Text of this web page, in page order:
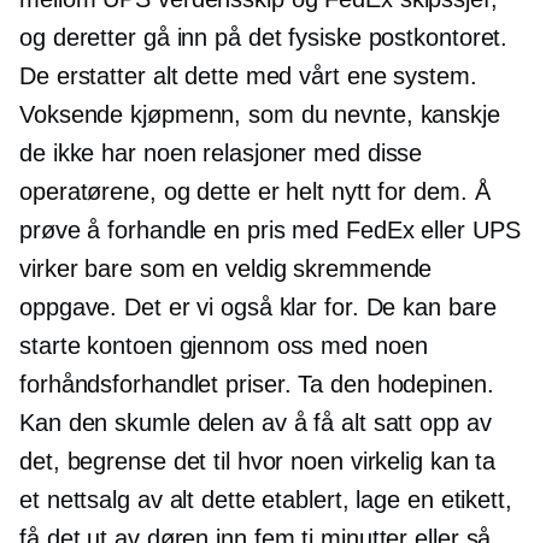
og deretter gå inn på det fysiske postkontoret.
De erstatter alt dette med vårt ene system.
Voksende kjøpmenn, som du nevnte, kanskje
de ikke har noen relasjoner med disse
operatørene, og dette er helt nytt for dem. Å
prøve å forhandle en pris med FedEx eller UPS
virker bare som en veldig skremmende
oppgave. Det er vi også klar for. De kan bare
starte kontoen gjennom oss med noen
forhåndsforhandlet priser. Ta den hodepinen.
Kan den skumle delen av å få alt satt opp av
det, begrense det til hvor noen virkelig kan ta
et nettsalg av alt dette etablert, lage en etikett,